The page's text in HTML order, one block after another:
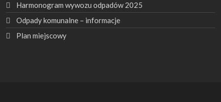
Harmonogram wywozu odpadów 2025
Odpady komunalne – informacje
Plan miejscowy